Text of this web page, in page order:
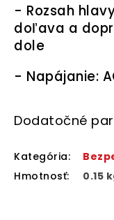
- Rozsah
doľava a
dole
- Napájanie:
Dodatočné
Kategória:
Hmotnosť: 0.15